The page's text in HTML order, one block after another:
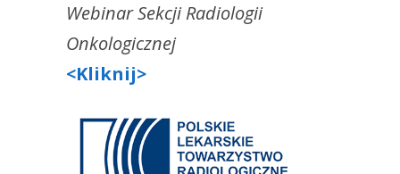
Webinar Sekcji Radiologii
Onkologicznej
<Kliknij>